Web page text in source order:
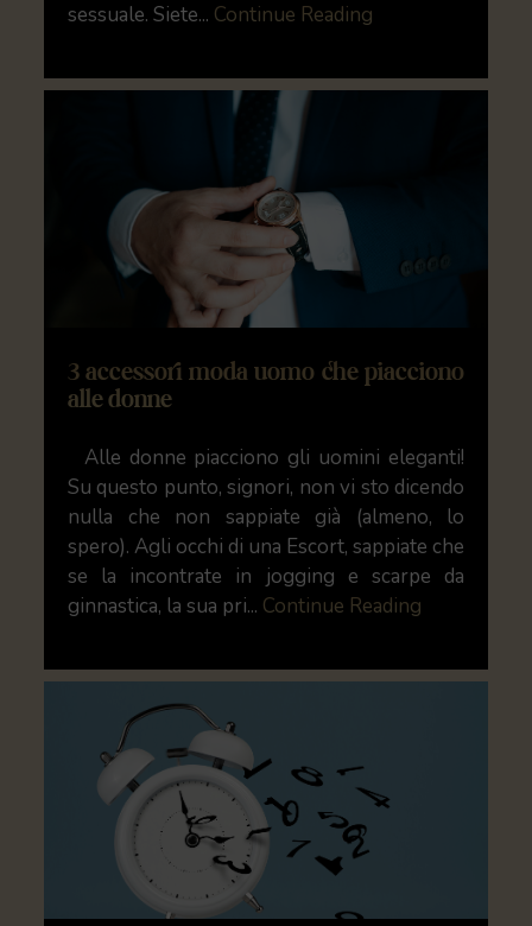
sessuale. Siete... Continue Reading
3 accessori moda uomo che piacciono
alle donne
Alle donne piacciono gli uomini eleganti!
Su questo punto, signori, non vi sto dicendo
nulla che non sappiate già (almeno, lo
spero). Agli occhi di una Escort, sappiate che
se la incontrate in jogging e scarpe da
ginnastica, la sua pri... Continue Reading